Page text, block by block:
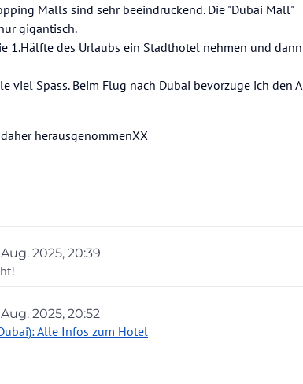
Malls sind sehr beeindruckend. Die "Dubai Mall"
gigantisch.
1.Hälfte des Urlaubs ein Stadthotel nehmen und dann
viel Spass. Beim Flug nach Dubai bevorzuge ich den A
herausgenommenXX
Aug. 2025, 20:39
von
Aug. 2025, 20:52
von
Alle Infos zum Hotel